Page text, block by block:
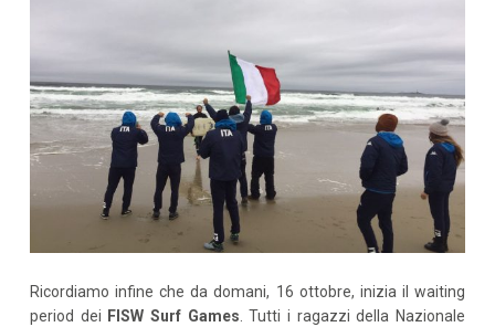
Ricordiamo infine che da domani, 16 ottobre, inizia il waiting
period dei FISW Surf Games. Tutti i ragazzi della Nazionale